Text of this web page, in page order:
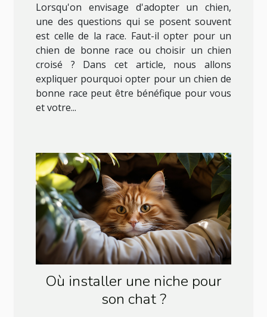
Lorsqu'on envisage d'adopter un chien,
une des questions qui se posent souvent
est celle de la race. Faut-il opter pour un
chien de bonne race ou choisir un chien
croisé ? Dans cet article, nous allons
expliquer pourquoi opter pour un chien de
bonne race peut être bénéfique pour vous
et votre...
Où installer une niche pour
son chat ?